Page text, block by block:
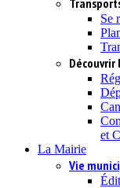
Se
Découvrir
et
La Mairie
Vie